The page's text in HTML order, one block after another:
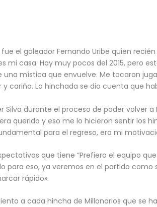
el goleador Fernando Uribe quien
mi casa. Hay muy pocos del 2015, pero
mística que envuelve. Me tocaron
cariño. La hinchada se dio cuenta que
durante el proceso de poder volver a
querido y eso me lo hicieron sentir los
para el regreso, era mi
que tiene “Prefiero el equipo
para eso, ya veremos en el partido
rápido».
a cada hincha de Millonarios que se